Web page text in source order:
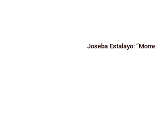
Joseba Estalayo: